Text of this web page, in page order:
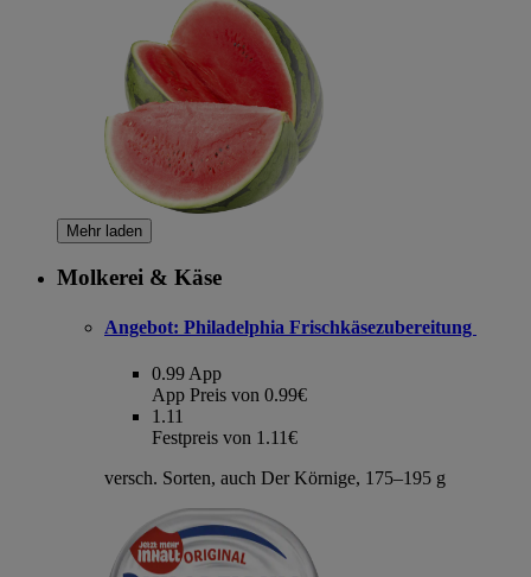
Mehr laden
Molkerei & Käse
Angebot: Philadelphia Frischkäsezubereitung
0.99 App
App Preis von 0.99€
1.11
Festpreis von 1.11€
versch. Sorten, auch Der Körnige, 175–195 g